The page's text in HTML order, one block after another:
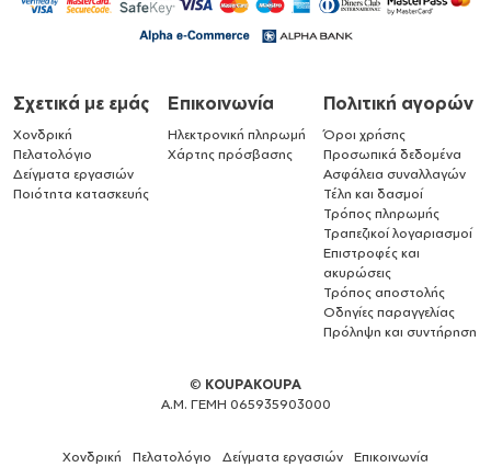
Σχετικά με εμάς
Χονδρική
Πελατολόγιο
Δείγματα εργασιών
Ποιότητα κατασκευής
Επικοινωνία
Ηλεκτρονική πληρωμή
Χάρτης πρόσβασης
Πολιτική αγορών
Όροι χρήσης
Προσωπικά δεδομένα
Ασφάλεια συναλλαγών
Τέλη και δασμοί
Τρόπος πληρωμής
Τραπεζικοί λογαριασμοί
Επιστροφές και
ακυρώσεις
Τρόπος αποστολής
Οδηγίες παραγγελίας
Πρόληψη και συντήρηση
© KOUPAKOUPA
Α.Μ. ΓΕΜΗ 065935903000
Χονδρική Πελατολόγιο Δείγματα εργασιών Επικοινωνία